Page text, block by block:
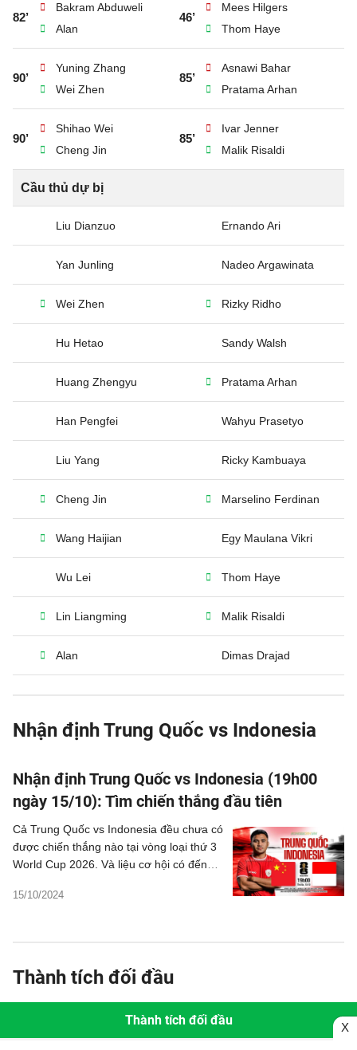
82’
Bakram Abduweli
Alan
46’
Mees Hilgers
Thom Haye
90’
Yuning Zhang
Wei Zhen
85’
Asnawi Bahar
Pratama Arhan
90’
Shihao Wei
Cheng Jin
85’
Ivar Jenner
Malik Risaldi
Cầu thủ dự bị
Liu Dianzuo Ernando Ari
Yan Junling Nadeo Argawinata
Wei Zhen Rizky Ridho
Hu Hetao Sandy Walsh
Huang Zhengyu Pratama Arhan
Han Pengfei Wahyu Prasetyo
Liu Yang Ricky Kambuaya
Cheng Jin Marselino Ferdinan
Wang Haijian Egy Maulana Vikri
Wu Lei Thom Haye
Lin Liangming Malik Risaldi
Alan Dimas Drajad
Nhận định Trung Quốc vs Indonesia
Nhận định Trung Quốc vs Indonesia (19h00
ngày 15/10): Tìm chiến thắng đầu tiên
15/10/2024
Cả Trung Quốc vs Indonesia đều chưa có
được chiến thắng nào tại vòng loại thứ 3
World Cup 2026. Và liệu cơ hội có đến
Thành tích đối đầu
Thành tích đối đầu X